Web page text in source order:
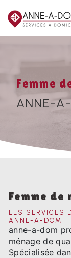
Femme
ANNE-
Femme
LES SERVICES
ANNE-A-DOM
anne-a-dom
ménage de
Spécialisée